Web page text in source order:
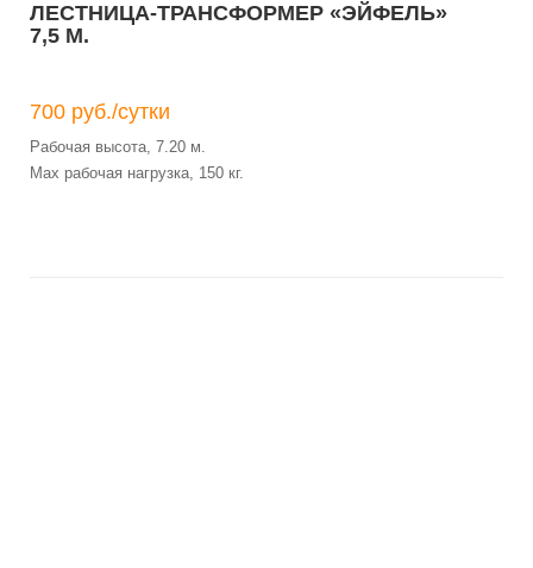
ЛЕСТНИЦА-ТРАНСФОРМЕР «ЭЙФЕЛЬ»
7,5 М.
700 руб./сутки
Рабочая высота, 7.20 м.
Max рабочая нагрузка, 150 кг.